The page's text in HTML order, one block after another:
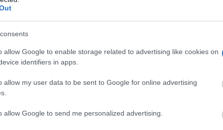
allow Google to enable storage related to advertising like cookies on
identifiers in apps.
allow my user data to be sent to Google for online advertising
allow Google to send me personalized advertising.
mayoritarios haremos un homenaje a los
sociosanitarios, personal del comercio, personal de la
de servicios fundamentales como la energía, el agua o
todos ellos han sido fundamentales en uno de los